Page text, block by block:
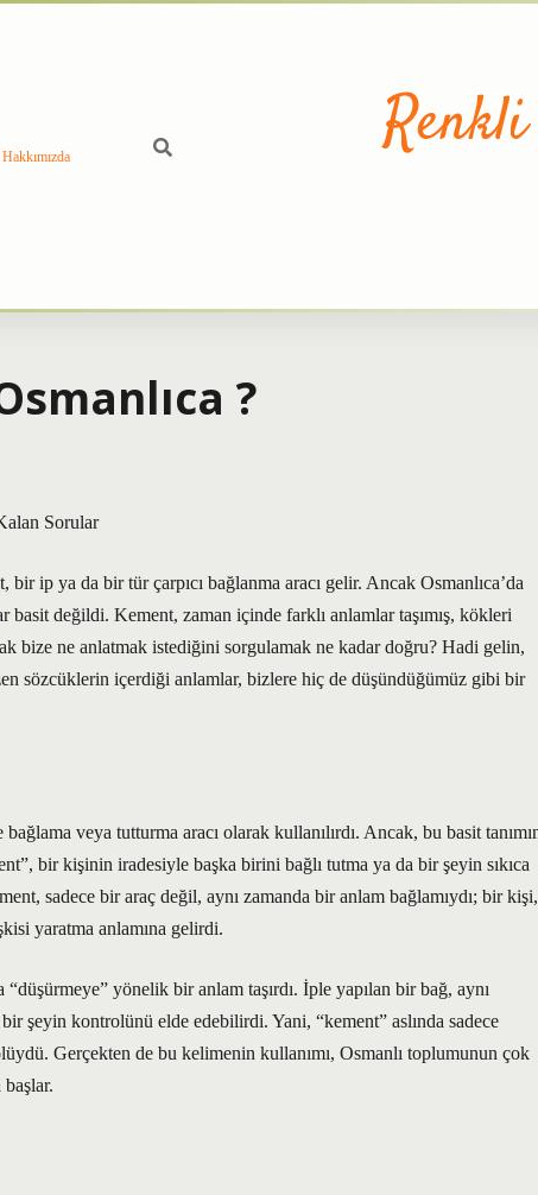
Hakkımızda
?
Sorular
ip ya da bir tür çarpıcı bağlanma aracı gelir. Ancak Osmanlıca’da
basit değildi. Kement, zaman içinde farklı anlamlar taşımış, kökleri
bize ne anlatmak istediğini sorgulamak ne kadar doğru? Hadi gelin,
sözcüklerin içerdiği anlamlar, bizlere hiç de düşündüğümüz gibi bir
veya tutturma aracı olarak kullanılırdı. Ancak, bu basit
bir kişinin iradesiyle başka birini bağlı tutma ya da bir şeyin sıkıca
sadece bir araç değil, aynı zamanda bir anlam bağlamıydı; bir kişi,
yaratma anlamına gelirdi.
yönelik bir anlam taşırdı. İple yapılan bir bağ, aynı
şeyin kontrolünü elde edebilirdi. Yani, “kement” aslında sadece
Gerçekten de bu kelimenin kullanımı, Osmanlı toplumunun çok